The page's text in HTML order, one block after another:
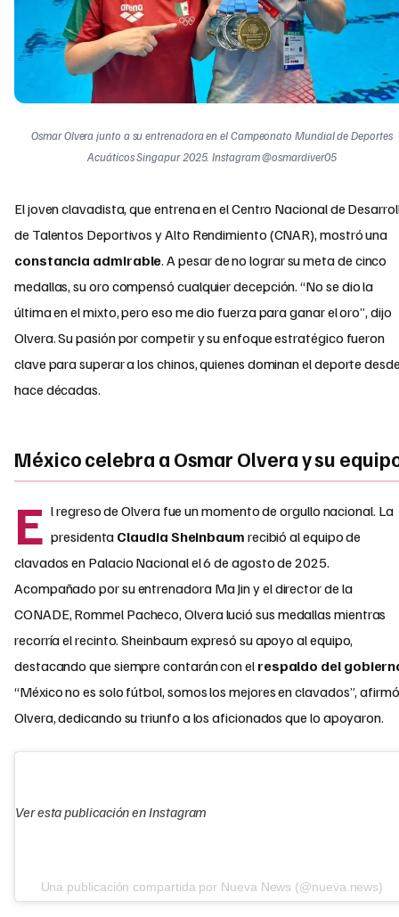
Osmar Olvera junto a su entrenadora en el Campeonato Mundial de Deportes
Acuáticos Singapur 2025. Instagram @osmardiver05
El joven clavadista, que entrena en el Centro Nacional de
de Talentos Deportivos y Alto Rendimiento (CNAR), mostró una
constancia admirable. A pesar de no lograr su meta de cinco
medallas, su oro compensó cualquier decepción. “No se dio la
última en el mixto, pero eso me dio fuerza para ganar el oro”, dijo
Olvera. Su pasión por competir y su enfoque estratégico fueron
clave para superar a los chinos, quienes dominan el deporte
hace décadas.
México celebra a Osmar Olvera y su
E l regreso de Olvera fue un momento de orgullo nacional. La
presidenta Claudia Sheinbaum recibió al equipo de
clavados en Palacio Nacional el 6 de agosto de 2025.
Acompañado por su entrenadora Ma Jin y el director de la
CONADE, Rommel Pacheco, Olvera lució sus medallas mientras
recorría el recinto. Sheinbaum expresó su apoyo al equipo,
destacando que siempre contarán con elrespaldo del
“México no es solo fútbol, somos los mejores en clavados”, afirmó
Olvera, dedicando su triunfo a los aficionados que lo apoyaron.
Ver esta publicación en Instagram
Una publicación compartida por Nueva News (@nueva.news)